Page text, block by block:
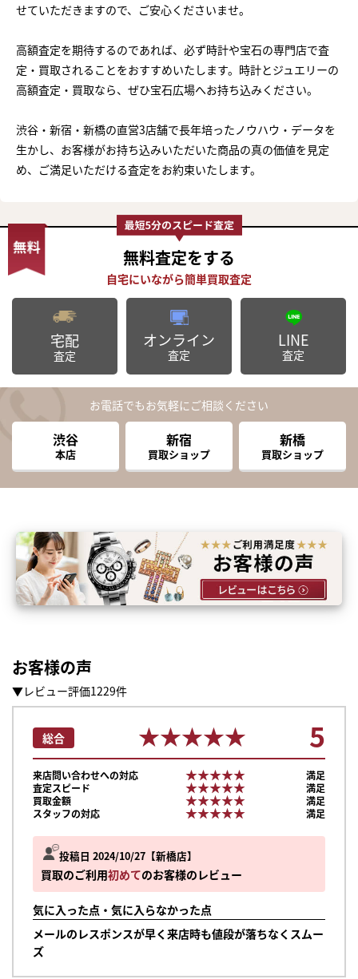
せていただきますので、ご安心くださいませ。
高額査定を期待するのであれば、必ず時計や宝石の専門店で査
定・買取されることをおすすめいたします。時計とジュエリーの
高額査定・買取なら、ぜひ宝石広場へお持ち込みください。
渋谷・新宿・新橋の直営3店舗で長年培ったノウハウ・データを
生かし、お客様がお持ち込みいただいた商品の真の価値を見定
め、ご満足いただける査定をお約束いたします。
無料査定をする
宅配
査定
オンライン
査定
LINE
査定
お電話でもお気軽にご相談ください
渋谷
本店
新宿
買取ショップ
新橋
買取ショップ
お客様の声
▼レビュー評価1229件
投稿日 2024/10/27 新橋店
買取のご利用初めてのお客様のレビュー
気に入った点・気に入らなかった点
メールのレスポンスが早く来店時も値段が落ちなくスムー
ズ
総合 ★★★★★
★★★★★ 5
来店問い合わせへの対応 ★★★★★
★★★★★
満足
査定スピード
★★★★★
★★★★★
満足
買取金額
★★★★★
★★★★★
満足
スタッフの対応
★★★★★
★★★★★ 満足
まずは